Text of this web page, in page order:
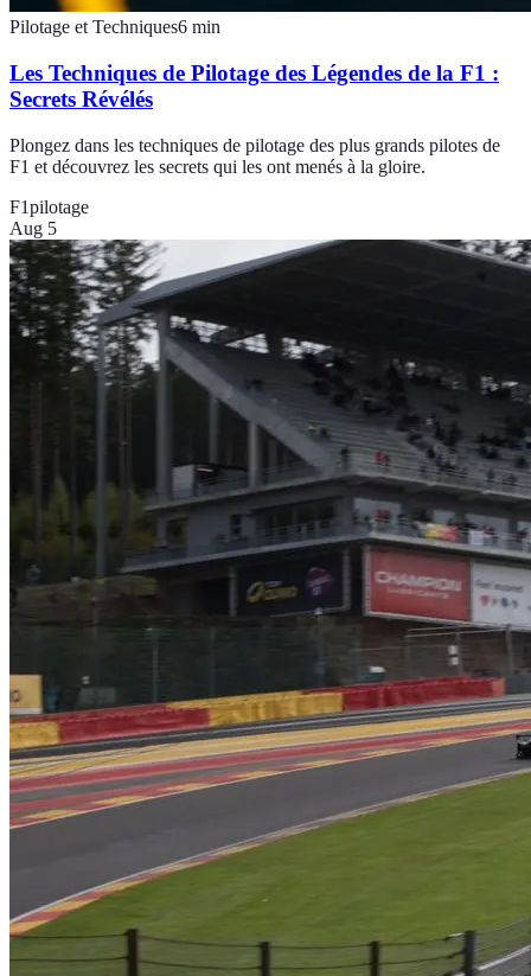
Pilotage et Techniques6 min
Les Techniques de Pilotage des Légendes de la F1 :
Secrets Révélés
Plongez dans les techniques de pilotage des plus grands pilotes de
F1 et découvrez les secrets qui les ont menés à la gloire.
F1pilotage
Aug 5